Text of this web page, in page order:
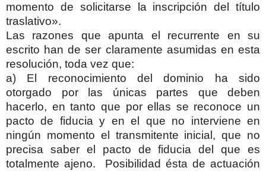
momento de solicitarse la inscripción del título
traslativo».
Las razones que apunta el recurrente en su
escrito han de ser claramente asumidas en esta
resolución, toda vez que:
a) El reconocimiento del dominio ha sido
otorgado por las únicas partes que deben
hacerlo, en tanto que por ellas se reconoce un
pacto de fiducia y en el que no interviene en
ningún momento el transmitente inicial, que no
precisa saber el pacto de fiducia del que es
totalmente ajeno. Posibilidad ésta de actuación